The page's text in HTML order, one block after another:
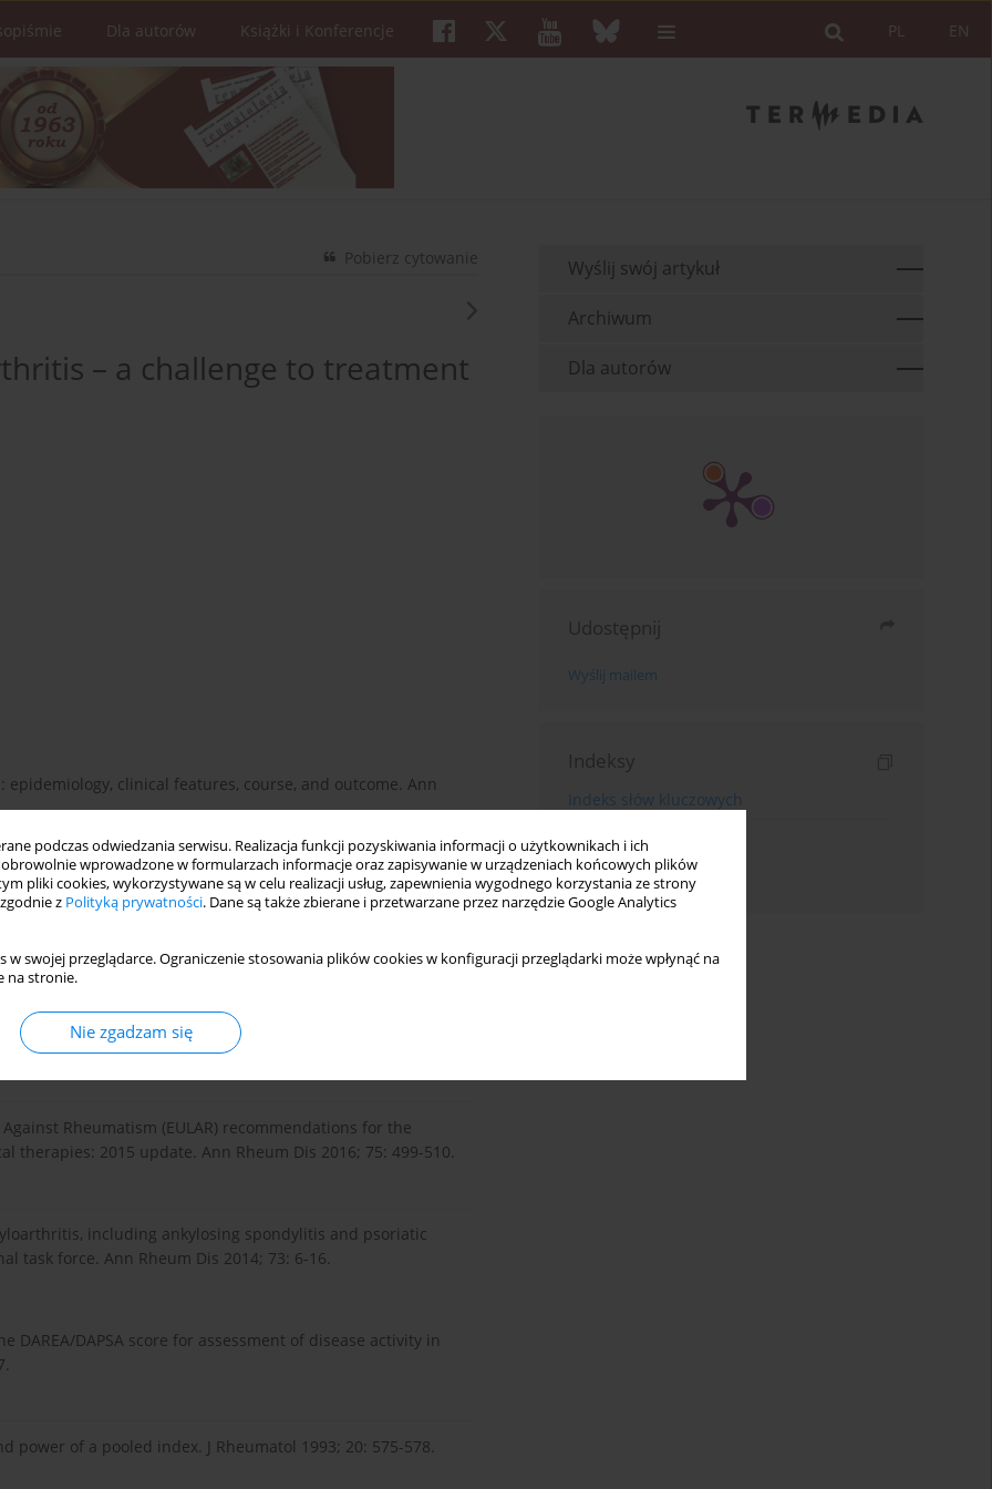
podczas odwiedzania serwisu. Realizacja funkcji pozyskiwania informacji o użytkownikach i ich
wprowadzone w formularzach informacje oraz zapisywanie w urządzeniach końcowych plików
pliki cookies, wykorzystywane są w celu realizacji usług, zapewnienia wygodnego korzystania ze strony
z Polityką prywatności. Dane są także zbierane i przetwarzane przez narzędzie Google Analytics
w swojej przeglądarce. Ograniczenie stosowania plików cookies w konfiguracji przeglądarki może wpłynąć na
na stronie.
Nie zgadzam się
EN
PL
Dla autorów Książki i Konferencje
Pobierz cytowanie
– a challenge to treatment
clinical features, course, and outcome. Ann
of psoriatic arthritis in the population of the United States. J
treatment of psoriatic arthritis: a systematic literature
for the management of psoriatic arthritis. Ann Rheum
Rheumatism (EULAR) recommendations for the
2015 update. Ann Rheum Dis 2016; 75: 499-510.
including ankylosing spondylitis and psoriatic
task force. Ann Rheum Dis 2014; 73: 6-16.
DAREA/DAPSA score for assessment of disease activity in
power of a pooled index. J Rheumatol 1993; 20: 575-578.
Wyślij swój artykuł
Archiwum
Dla autorów
Udostępnij
Wyślij mailem
Indeksy
Indeks słów kluczowych
Indeks dziedzin
Indeks autorów